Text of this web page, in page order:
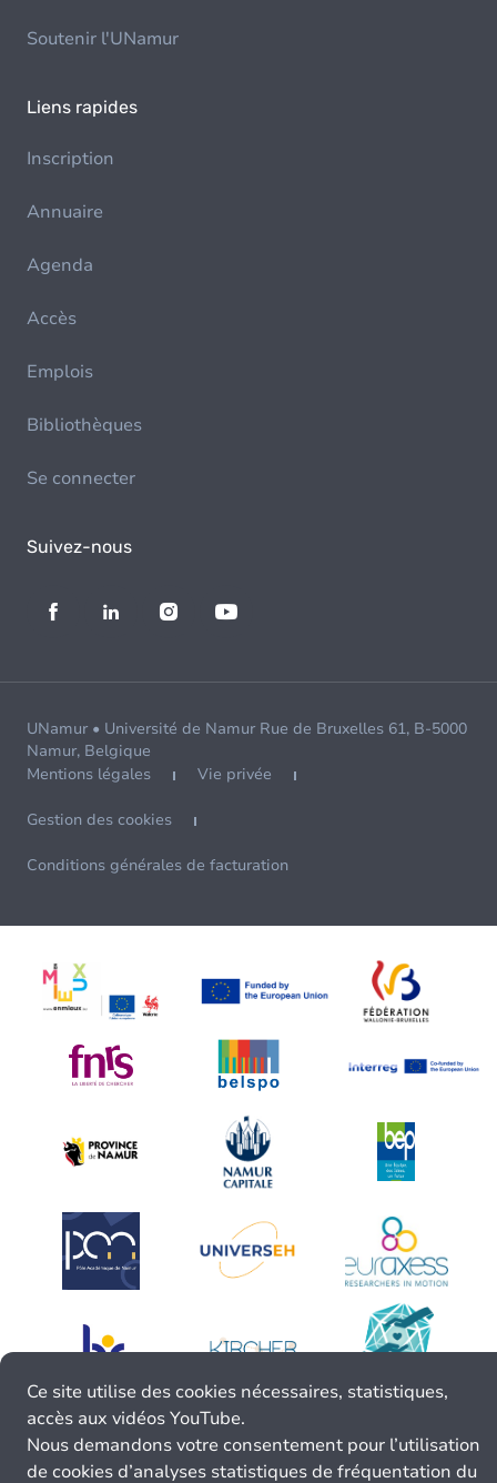
Soutenir l'UNamur
Liens rapides
Inscription
Annuaire
Agenda
Accès
Emplois
Bibliothèques
Se connecter
Suivez-nous
UNamur • Université de Namur Rue de Bruxelles 61, B-5000
Namur, Belgique
Mentions légales
Vie privée
Gestion des cookies
Conditions générales de facturation
Ce site utilise des cookies nécessaires, statistiques,
accès aux vidéos YouTube.
Nous demandons votre consentement pour l’utilisation
de cookies d’analyses statistiques de fréquentation du